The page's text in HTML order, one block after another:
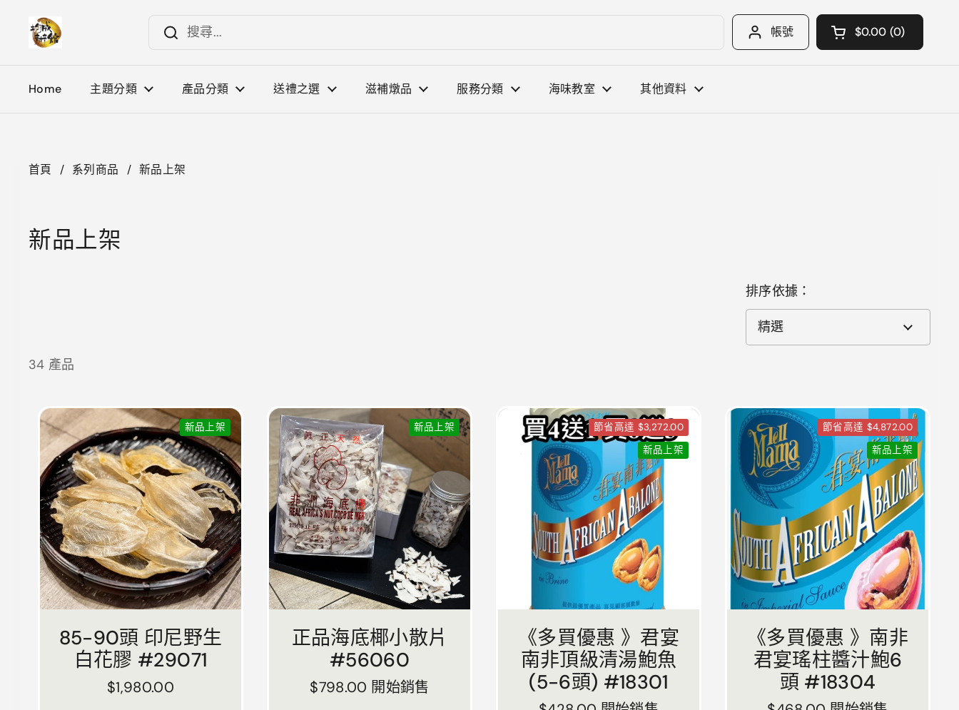
帳號 開啟購物車
購物車 總計:
$0.00 0
您購物車中的 產品
Home 主題分類 產品分類 送禮之選 滋補燉品 服務分類 海味教室 其他資料
首頁 / 系列商品 / 新品上架
新品上架
排序依據：
34 產品
85-90頭 印尼野生
白花膠 #29071
正常價格
$1,980.00
新品上架
正品海底椰小散片
#56060
正常價格
$798.00 開始銷售
新品上架
《多買優惠 》君宴
南非頂級清湯鮑魚
(5-6頭) #18301
節省高達 $3,272.00
新品上架
《多買優惠 》南非
君宴瑤柱醬汁鮑6
頭 #18304
節省高達 $4,872.00
新品上架